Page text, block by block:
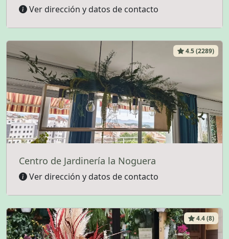
Ver dirección y datos de contacto
4.5 (2289)
Centro de Jardinería la Noguera
Ver dirección y datos de contacto
4.4 (8)